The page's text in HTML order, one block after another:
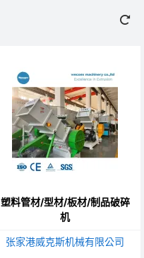
塑料管材/型材/板材/制品破碎
机
张家港威克斯机械有限公司